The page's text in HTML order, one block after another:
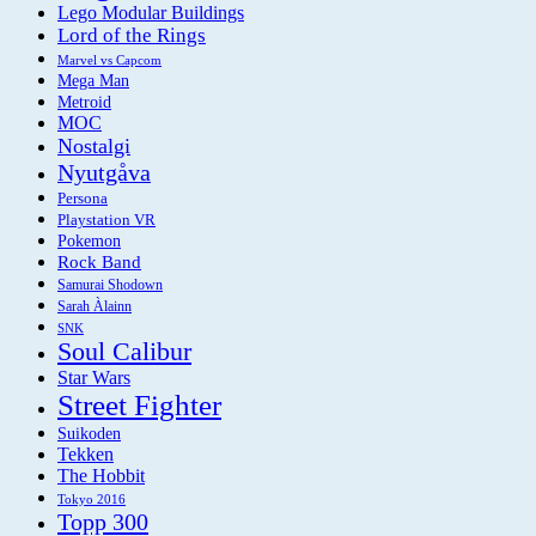
Lego Modular Buildings
Lord of the Rings
Marvel vs Capcom
Mega Man
Metroid
MOC
Nostalgi
Nyutgåva
Persona
Playstation VR
Pokemon
Rock Band
Samurai Shodown
Sarah Àlainn
SNK
Soul Calibur
Star Wars
Street Fighter
Suikoden
Tekken
The Hobbit
Tokyo 2016
Topp 300